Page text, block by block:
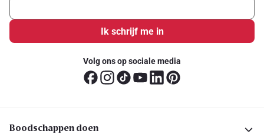
Ik schrijf me in
Volg ons op sociale media
Boodschappen doen